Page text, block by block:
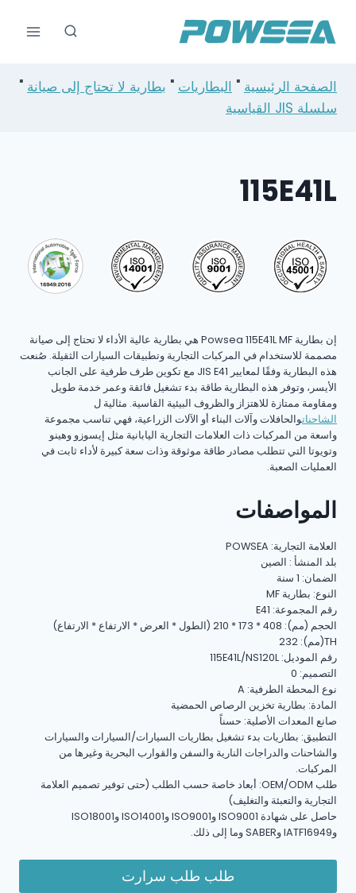
الصفحة الرئيسية " البطاريات " بطارية لا تحتاج إلى صيانة "
سلسلة JIS القياسية
115E41L
إن بطارية Powsea 115E41L MF هي بطارية عالية الأداء لا تحتاج إلى صيانة
مصممة للاستخدام في المركبات التجارية وتطبيقات السيارات الثقيلة. صُنعت
هذه البطارية وفقًا لمعايير JIS E41 مع تكوين طرف طرفية على الجانب
الأيسر، وتوفر هذه البطارية طاقة بدء تشغيل فائقة وعمر خدمة طويل
ومقاومة ممتازة للاهتزاز والظروف البيئية القاسية. مثالية ل
الشاحناتوالحافلات وآلات البناء أو الآلات الزراعية، فهي تناسب مجموعة
واسعة من المركبات ذات العلامات التجارية اليابانية مثل إيسوزو وهينو
وتويوتا التي تتطلب مصادر طاقة موثوقة وذات سعة كبيرة لأداء ثابت في
العمليات الصعبة.
المواصفات
العلامة التجارية: POWSEA
بلد المنشأ : الصين
الضمان: 1 سنة
النوع: بطارية MF
رقم المجموعة: E41
الحجم (مم): 408 * 173 * 210 (الطول * العرض * الارتفاع * الارتفاع)
TH(مم): 232
رقم الموديل: 115E41L/NS120L
التصميم: 0
نوع المحطة الطرفية: A
المادة: بطارية تخزين الرصاص الحمضية
صانع المعدات الأصلية: حسناً
التطبيق: بطاريات بدء تشغيل بطاريات السيارات/السيارات والسيارات
والشاحنات والدراجات النارية والسفن والقوارب البحرية وغيرها من
المركبات.
طلب OEM/ODM: أبعاد خاصة حسب الطلب (حتى توفير تصميم العلامة
التجارية والتعبئة والتغليف)
حاصل على شهادة ISO9001 وISO9001 وISO14001 وISO18001
وIATF16949 وSABER وما إلى ذلك.
طلب طلب سرارت